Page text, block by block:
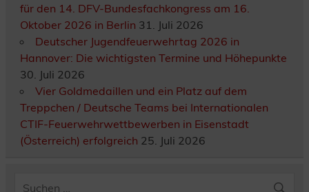
für den 14. DFV-Bundesfachkongress am 16.
Oktober 2026 in Berlin 31. Juli 2026
Deutscher Jugendfeuerwehrtag 2026 in
Hannover: Die wichtigsten Termine und Höhepunkte
30. Juli 2026
Vier Goldmedaillen und ein Platz auf dem
Treppchen / Deutsche Teams bei Internationalen
CTIF-Feuerwehrwettbewerben in Eisenstadt
(Österreich) erfolgreich 25. Juli 2026